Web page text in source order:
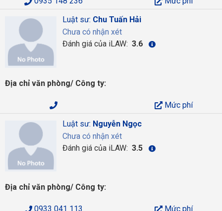
Luật sư: Chu Tuấn Hải
Chưa có nhận xét
Đánh giá của iLAW: 3.6
Địa chỉ văn phòng/ Công ty:
Mức phí
Luật sư: Nguyễn Ngọc
Chưa có nhận xét
Đánh giá của iLAW: 3.5
Địa chỉ văn phòng/ Công ty:
0933 041 113 Mức phí